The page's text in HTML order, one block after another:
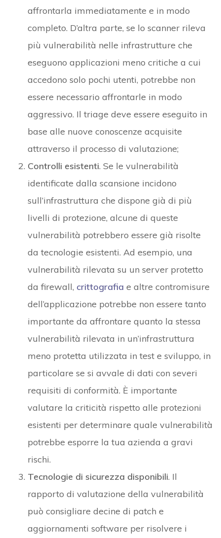
affrontarla immediatamente e in modo
completo. D’altra parte, se lo scanner rileva
più vulnerabilità nelle infrastrutture che
eseguono applicazioni meno critiche a cui
accedono solo pochi utenti, potrebbe non
essere necessario affrontarle in modo
aggressivo. Il triage deve essere eseguito in
base alle nuove conoscenze acquisite
attraverso il processo di valutazione;
Controlli esistenti. Se le vulnerabilità
identificate dalla scansione incidono
sull’infrastruttura che dispone già di più
livelli di protezione, alcune di queste
vulnerabilità potrebbero essere già risolte
da tecnologie esistenti. Ad esempio, una
vulnerabilità rilevata su un server protetto
da firewall, crittografia e altre contromisure
dell’applicazione potrebbe non essere tanto
importante da affrontare quanto la stessa
vulnerabilità rilevata in un’infrastruttura
meno protetta utilizzata in test e sviluppo, in
particolare se si avvale di dati con severi
requisiti di conformità. È importante
valutare la criticità rispetto alle protezioni
esistenti per determinare quale vulnerabilità
potrebbe esporre la tua azienda a gravi
rischi.
Tecnologie di sicurezza disponibili. Il
rapporto di valutazione della vulnerabilità
può consigliare decine di patch e
aggiornamenti software per risolvere i